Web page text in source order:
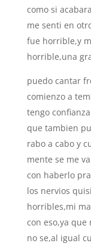
como si
me senti en
fue horrible,y
horrible,una
puedo cantar
comienzo a
tengo
que tambien
rabo a cabo y
mente se me
con haberlo
los nervios
horribles,mi
con eso,ya
no se,al igual